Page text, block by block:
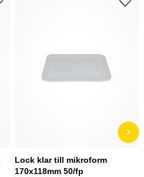
Lock klar till mikroform
170x118mm 50/fp